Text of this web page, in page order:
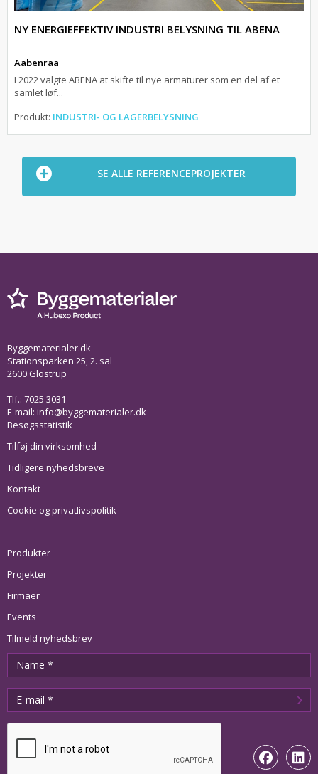
NY ENERGIEFFEKTIV INDUSTRI BELYSNING TIL ABENA
Aabenraa
I 2022 valgte ABENA at skifte til nye armaturer som en del af et
samlet løf...
Produkt: INDUSTRI- OG LAGERBELYSNING
SE ALLE REFERENCEPROJEKTER
Byggematerialer.dk
Stationsparken 25, 2. sal
2600 Glostrup
Tlf.: 7025 3031
E-mail: info@byggematerialer.dk
Besøgsstatistik
Tilføj din virksomhed
Tidligere nyhedsbreve
Kontakt
Cookie og privatlivspolitik
Produkter
Projekter
Firmaer
Events
Tilmeld nyhedsbrev